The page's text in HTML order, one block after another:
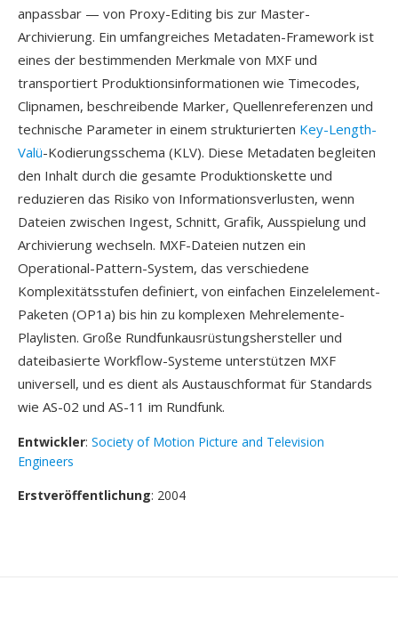
anpassbar — von Proxy-Editing bis zur Master-
Archivierung. Ein umfangreiches Metadaten-Framework ist
eines der bestimmenden Merkmale von MXF und
transportiert Produktionsinformationen wie Timecodes,
Clipnamen, beschreibende Marker, Quellenreferenzen und
technische Parameter in einem strukturierten Key-Length-
Valü-Kodierungsschema (KLV). Diese Metadaten begleiten
den Inhalt durch die gesamte Produktionskette und
reduzieren das Risiko von Informationsverlusten, wenn
Dateien zwischen Ingest, Schnitt, Grafik, Ausspielung und
Archivierung wechseln. MXF-Dateien nutzen ein
Operational-Pattern-System, das verschiedene
Komplexitätsstufen definiert, von einfachen Einzelelement-
Paketen (OP1a) bis hin zu komplexen Mehrelemente-
Playlisten. Große Rundfunkausrüstungshersteller und
dateibasierte Workflow-Systeme unterstützen MXF
universell, und es dient als Austauschformat für Standards
wie AS-02 und AS-11 im Rundfunk.
Entwickler: Society of Motion Picture and Television
Engineers
Erstveröffentlichung: 2004